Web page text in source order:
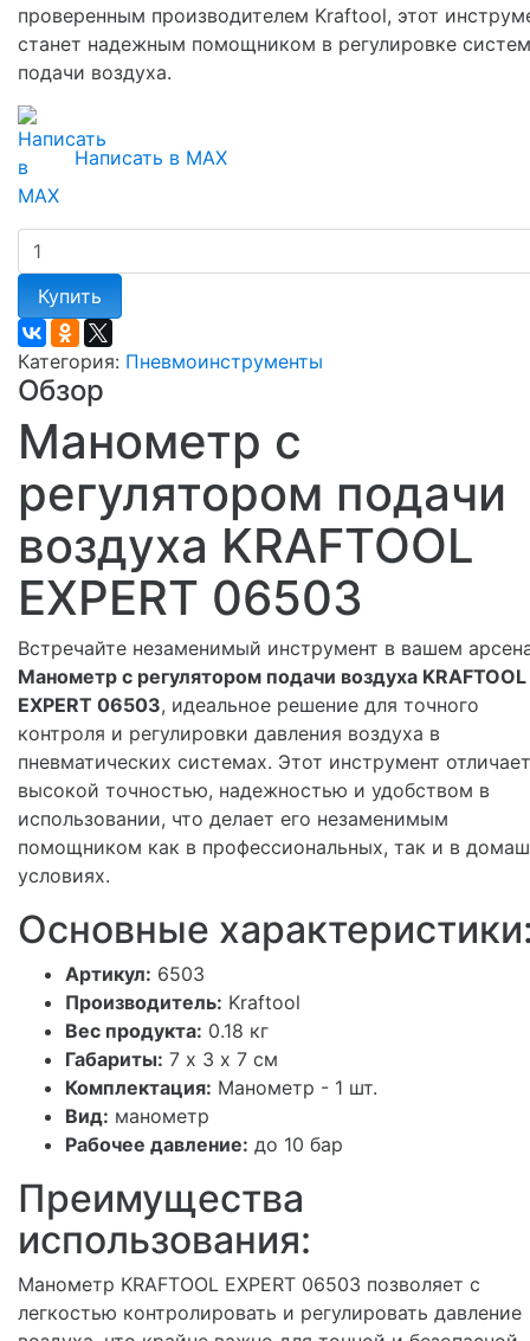
проверенным производителем Kraftool, этот
станет надежным помощником в регулировке систем
подачи воздуха.
Написать в MAX
Купить
Категория: Пневмоинструменты
Обзор
Манометр с
регулятором подачи
воздуха KRAFTOOL
EXPERT 06503
Встречайте незаменимый инструмент в вашем
Манометр с регулятором подачи воздуха KRAFTOOL
EXPERT 06503, идеальное решение для точного
контроля и регулировки давления воздуха в
пневматических системах. Этот инструмент
высокой точностью, надежностью и удобством в
использовании, что делает его незаменимым
помощником как в профессиональных, так и в
условиях.
Основные
Артикул: 6503
Производитель: Kraftool
Вес продукта: 0.18 кг
Габариты: 7 х 3 х 7 см
Комплектация: Манометр - 1 шт.
Вид: манометр
Рабочее давление: до 10 бар
Преимущества
использования:
Манометр KRAFTOOL EXPERT 06503 позволяет с
легкостью контролировать и регулировать давление